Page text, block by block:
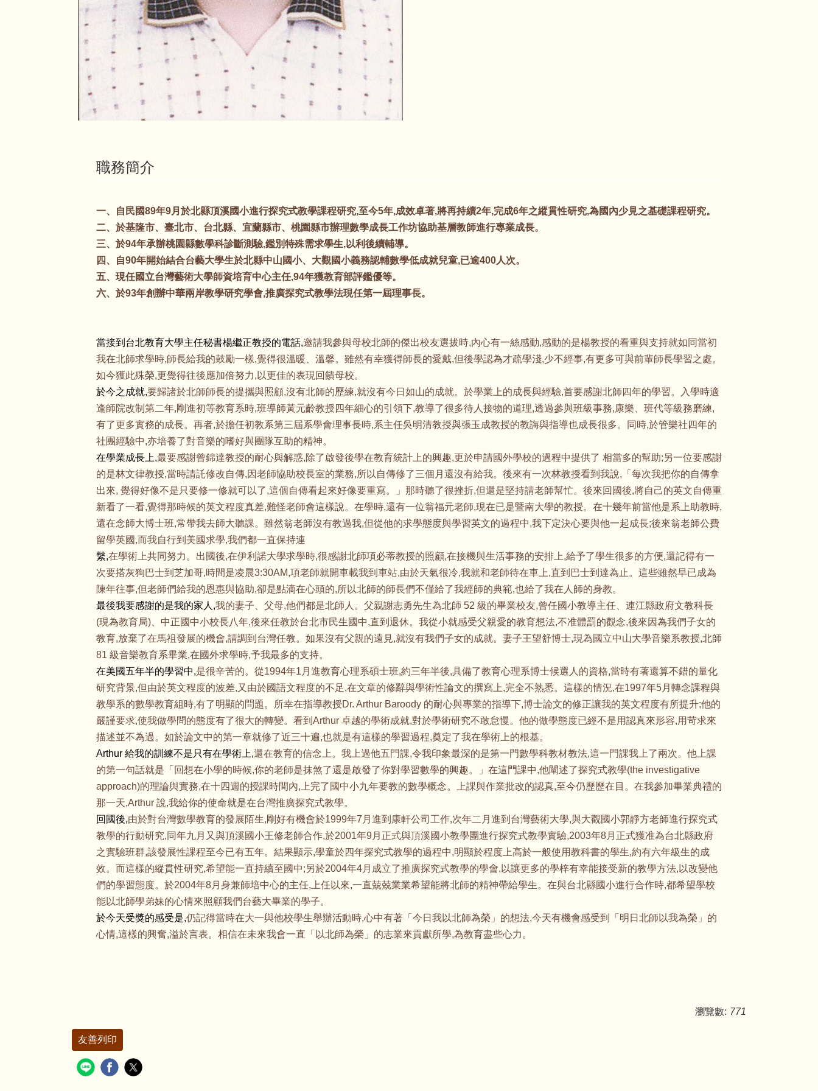
職務簡介
一、自民國89年9月於北縣頂溪國小進行探究式教學課程研究,至今5年,成效卓著,將再持續2年,完成6年之縱貫性研究,為國內少見之基礎課程研究。
二、於基隆市、臺北市、台北縣、宜蘭縣市、桃園縣市辦理數學成長工作坊協助基層教師進行專業成長。
三、於94年承辦桃園縣數學科診斷測驗,鑑別特殊需求學生,以利後續輔導。
四、自90年開始結合台藝大學生於北縣中山國小、大觀國小義務認輔數學低成就兒童,已逾400人次。
五、現任國立台灣藝術大學師資培育中心主任,94年獲教育部評鑑優等。
六、於93年創辦中華兩岸教學研究學會,推廣探究式教學法現任第一屆理事長。
當接到台北教育大學主任秘書楊繼正教授的電話,邀請我參與母校北師的傑出校友選拔時,內心有一絲感動,感動的是楊教授的看重與支持就如同當初
我在北師求學時,師長給我的鼓勵一樣,覺得很溫暖、溫馨。雖然有幸獲得師長的愛戴,但後學認為才疏學淺,少不經事,有更多可與前輩師長學習之處。
如今獲此殊榮,更覺得往後應加倍努力,以更佳的表現回饋母校。
於今之成就,要歸諸於北師師長的提攜與照顧,沒有北師的歷練,就沒有今日如山的成就。於學業上的成長與經驗,首要感謝北師四年的學習。入學時適
逢師院改制第二年,剛進初等教育系時,班導師黃元齡教授四年細心的引領下,教導了很多待人接物的道理,透過參與班級事務,康樂、班代等級務磨練,
有了更多實務的成長。再者,於擔任初教系第三屆系學會理事長時,系主任吳明清教授與張玉成教授的教誨與指導也成長很多。同時,於管樂社四年的
社團經驗中,亦培養了對音樂的嗜好與團隊互助的精神。
在學業成長上,最要感謝曾錦達教授的耐心與解惑,除了啟發後學在教育統計上的興趣,更於申請國外學校的過程中提供了 相當多的幫助;另一位要感謝
的是林文律教授,當時請託修改自傳,因老師協助校長室的業務,所以自傳修了三個月還沒有給我。後來有一次林教授看到我說,「每次我把你的自傳拿
出來, 覺得好像不是只要修一修就可以了,這個自傳看起來好像要重寫。」那時聽了很挫折,但還是堅持請老師幫忙。後來回國後,將自己的英文自傳重
新看了一看,覺得那時候的英文程度真差,難怪老師會這樣說。在學時,還有一位翁福元老師,現在已是暨南大學的教授。在十幾年前當他是系上助教時,
還在念師大博士班,常帶我去師大聽課。雖然翁老師沒有教過我,但從他的求學態度與學習英文的過程中,我下定決心要與他一起成長;後來翁老師公費
留學英國,而我自行到美國求學,我們都一直保持連
繫,在學術上共同努力。出國後,在伊利諾大學求學時,很感謝北師項必蒂教授的照顧,在接機與生活事務的安排上,給予了學生很多的方便,還記得有一
次要搭灰狗巴士到芝加哥,時間是凌晨3:30AM,項老師就開車載我到車站,由於天氣很冷,我就和老師待在車上,直到巴士到達為止。這些雖然早已成為
陳年往事,但老師們給我的恩惠與協助,卻是點滴在心頭的,所以北師的師長們不僅給了我經師的典範,也給了我在人師的身教。
最後我要感謝的是我的家人,我的妻子、父母,他們都是北師人。父親謝志勇先生為北師 52 級的畢業校友,曾任國小教導主任、連江縣政府文教科長
(現為教育局)、中正國中小校長八年,後來任教於台北市民生國中,直到退休。我從小就感受父親愛的教育想法,不准體罰的觀念,後來因為我們子女的
教育,放棄了在馬祖發展的機會,請調到台灣任教。如果沒有父親的遠見,就沒有我們子女的成就。妻子王望舒博士,現為國立中山大學音樂系教授,北師
81 級音樂教育系畢業,在國外求學時,予我最多的支持。
在美國五年半的學習中,是很辛苦的。從1994年1月進教育心理系碩士班,約三年半後,具備了教育心理系博士候選人的資格,當時有著還算不錯的量化
研究背景,但由於英文程度的波差,又由於國語文程度的不足,在文章的修辭與學術性論文的撰寫上,完全不熟悉。這樣的情況,在1997年5月轉念課程與
教學系的數學教育組時,有了明顯的問題。所幸在指導教授Dr. Arthur Baroody 的耐心與專業的指導下,博士論文的修正讓我的英文程度有所提升;他的
嚴謹要求,使我做學問的態度有了很大的轉變。看到Arthur 卓越的學術成就,對於學術研究不敢怠慢。他的做學態度已經不是用認真來形容,用苛求來
描述並不為過。如於論文中的第一章就修了近三十遍,也就是有這樣的學習過程,奠定了我在學術上的根基。
Arthur 給我的訓練不是只有在學術上,還在教育的信念上。我上過他五門課,令我印象最深的是第一門數學科教材教法,這一門課我上了兩次。他上課
的第一句話就是「回想在小學的時候,你的老師是抹煞了還是啟發了你對學習數學的興趣。」在這門課中,他闡述了探究式教學(the investigative
approach)的理論與實務,在十四週的授課時間內,上完了國中小九年要教的數學概念。上課與作業批改的認真,至今仍歷歷在目。在我參加畢業典禮的
那一天,Arthur 說,我給你的使命就是在台灣推廣探究式教學。
回國後,由於對台灣數學教育的發展陌生,剛好有機會於1999年7月進到康軒公司工作,次年二月進到台灣藝術大學,與大觀國小郭靜方老師進行探究式
教學的行動研究,同年九月又與頂溪國小王修老師合作,於2001年9月正式與頂溪國小教學團進行探究式教學實驗,2003年8月正式獲准為台北縣政府
之實驗班群,該發展性課程至今已有五年。結果顯示,學童於四年探究式教學的過程中,明顯於程度上高於一般使用教科書的學生,約有六年級生的成
效。而這樣的縱貫性研究,希望能一直持續至國中;另於2004年4月成立了推廣探究式教學的學會,以讓更多的學梓有幸能接受新的教學方法,以改變他
們的學習態度。於2004年8月身兼師培中心的主任,上任以來,一直兢兢業業希望能將北師的精神帶給學生。在與台北縣國小進行合作時,都希望學校
能以北師學弟妹的心情來照顧我們台藝大畢業的學子。
於今天受獎的感受是,仍記得當時在大一與他校學生舉辦活動時,心中有著「今日我以北師為榮」的想法,今天有機會感受到「明日北師以我為榮」的
心情,這樣的興奮,溢於言表。相信在未來我會一直「以北師為榮」的志業來貢獻所學,為教育盡些心力。
瀏覽數: 771
友善列印